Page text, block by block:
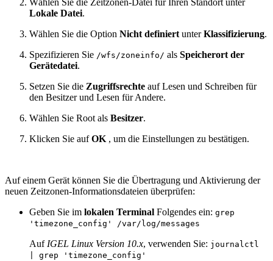
Wählen Sie die Zeitzonen-Datei für Ihren Standort unter
Lokale Datei.
Wählen Sie die Option Nicht definiert unterKlassifizierung.
Spezifizieren Sie /wfs/zoneinfo/ als Speicherort der
Gerätedatei.
Setzen Sie die Zugriffsrechte auf Lesen und Schreiben für
den Besitzer und Lesen für Andere.
Wählen Sie Root als Besitzer.
Klicken Sie aufOK , um die Einstellungen zu bestätigen.
Auf einem Gerät können Sie die Übertragung und Aktivierung der
neuen Zeitzonen-Informationsdateien überprüfen:
Geben Sie im lokalen Terminal Folgendes ein: grep
'timezone_config' /var/log/messages
Auf IGEL Linux Version 10.x, verwenden Sie: journalctl
| grep 'timezone_config'